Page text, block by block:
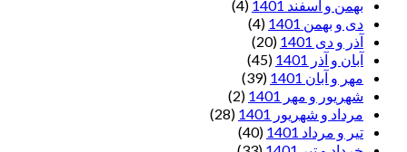
بهمن و اسفند 1401
(4)
دی و بهمن 1401
(4)
آذر و دی 1401
(20)
آبان و آذر 1401
(45)
مهر و آبان 1401
(39)
شهریور و مهر 1401
(2)
مرداد و شهریور 1401
(28)
تیر و مرداد 1401
(40)